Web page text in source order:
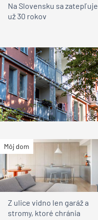
Na Slovensku sa zatepľuje
už 30 rokov
Môj dom
Z ulice vidno len garáž a
stromy, ktoré chránia